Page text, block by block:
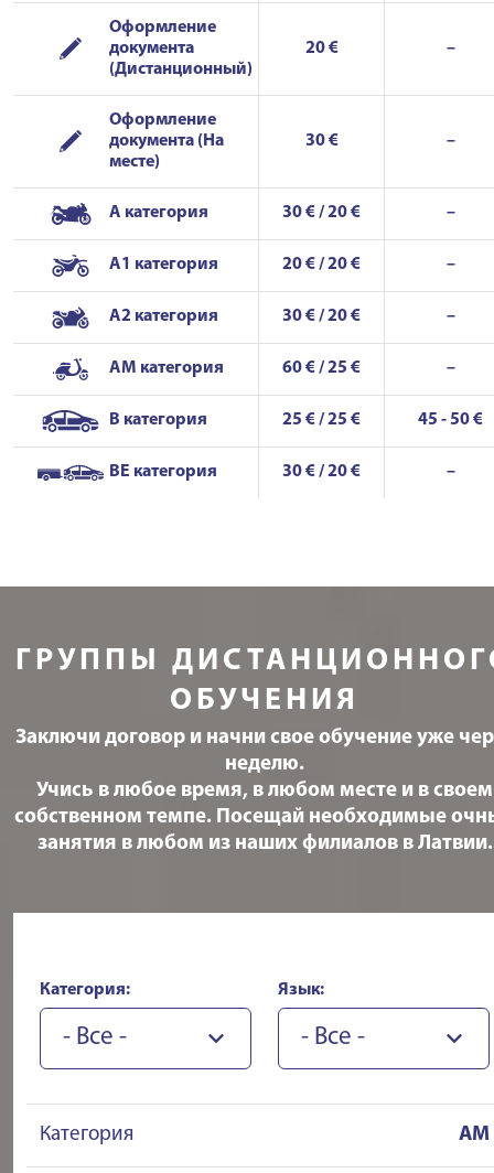
Оформление
документа
(Дистанционный)
20 € –
Оформление
документа (На
месте)
30 € –
A категория 30 € / 20 € –
A1 категория 20 € / 20 € –
A2 категория 30 € / 20 € –
AM категория 60 € / 25 € –
B категория 25 € / 25 € 45 - 50 €
BE категория 30 € / 20 € –
ГРУППЫ
ОБУЧЕНИЯ
Заключи договор и начни свое обучение уже
неделю.
Учись в любое время, в любом месте и в своем
собственном темпе. Посещай необходимые
занятия в любом из наших филиалов в Латвии.
Категория:
- Все -
Язык:
- Все -
Категория AM